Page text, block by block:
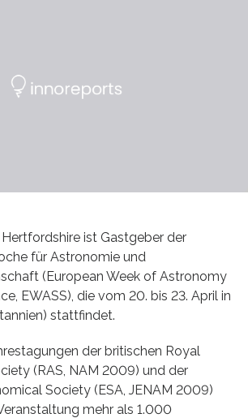
ist Gastgeber der
für Astronomie und
(European Week of Astronomy
EWASS), die vom 20. bis 23. April in
stattfindet.
der britischen Royal
(RAS, NAM 2009) und der
Society (ESA, JENAM 2009)
mehr als 1.000